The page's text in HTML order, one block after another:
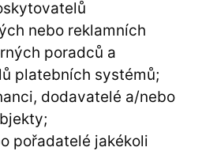
nebo reklamních
poradců a
platebních systémů;
dodavatelé a/nebo
pořadatelé jakékoli